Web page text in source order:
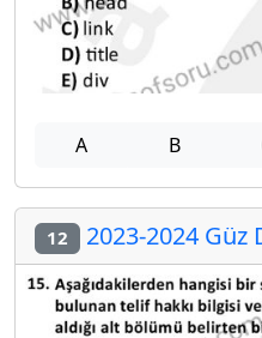
A B
12 2023-2024 Güz